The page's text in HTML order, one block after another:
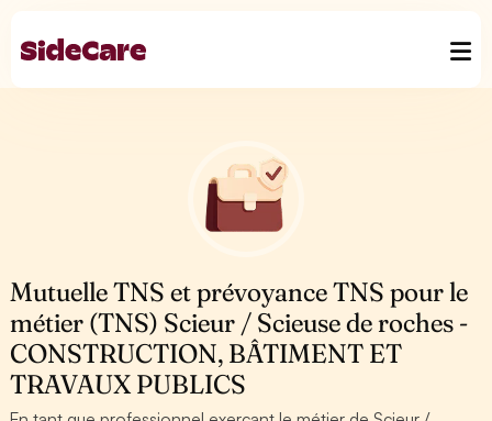
Mutuelle TNS et prévoyance TNS pour le
métier (TNS) Scieur / Scieuse de roches -
CONSTRUCTION, BÂTIMENT ET
TRAVAUX PUBLICS